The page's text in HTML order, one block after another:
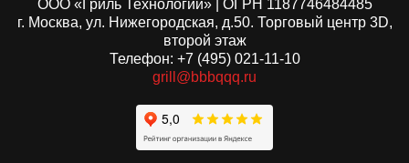
ООО «Гриль Технологии» | ОГРН 1187746484485
г. Москва, ул. Нижегородская, д.50. Торговый центр 3D,
второй этаж
Телефон: +7 (495) 021-11-10
grill@bbbqqq.ru